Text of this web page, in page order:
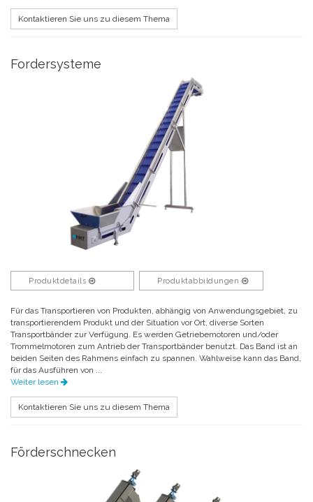
Kontaktieren Sie uns zu diesem Thema
Fordersysteme
Produktdetails Produktabbildungen
Für das Transportieren von Produkten, abhängig von Anwendungsgebiet, zu
transportierendem Produkt und der Situation vor Ort, diverse Sorten
Transportbänder zur Verfügung. Es werden Getriebemotoren und/oder
Trommelmotoren zum Antrieb der Transportbänder benutzt. Das Band ist an
beiden Seiten des Rahmens einfach zu spannen. Wahlweise kann das Band,
für das Ausführen von ...
Weiter lesen
Kontaktieren Sie uns zu diesem Thema
Förderschnecken